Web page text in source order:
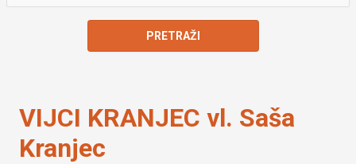
PRETRAŽI
VIJCI KRANJEC vl. Saša
Kranjec